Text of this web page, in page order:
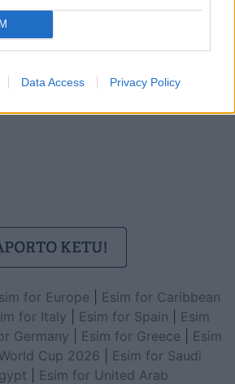
Data Access Privacy Policy
for Europe
Esim for Caribbean
for Italy Esim for Spain
Esim
Germany Esim for Greece
Esim
Cup 2026
Esim for Saudi
Esim for United Arab